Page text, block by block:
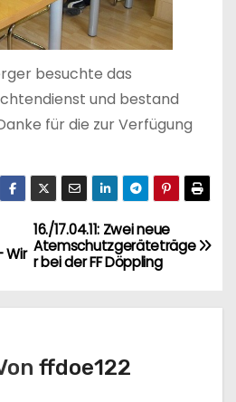
besuchte das
und bestand
für die zur Verfügung
16./17.04.11: Zwei neue
Atemschutzgeräteträge
r bei der FF Döppling
Wir
ffdoe122